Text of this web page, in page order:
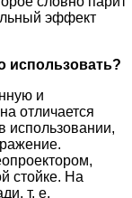
эффект
использовать?
и
отличается
использовании,
стойке. На
т. е.